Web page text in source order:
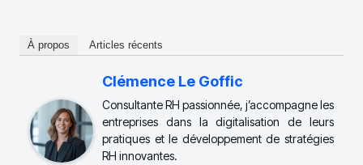
À propos Articles récents
Clémence Le Goffic
Consultante RH passionnée, j’accompagne les
entreprises dans la digitalisation de leurs
pratiques et le développement de stratégies
RH innovantes.